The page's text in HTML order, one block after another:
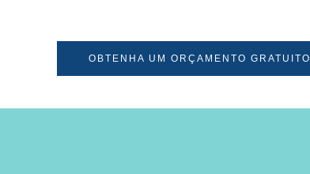
OBTENHA UM ORÇAMENTO GRATUITO